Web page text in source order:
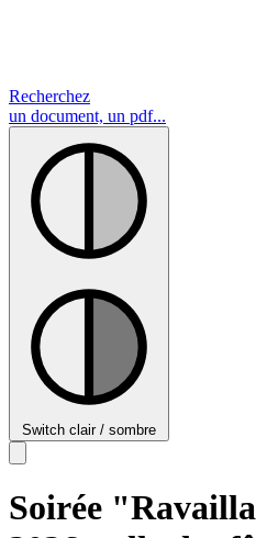
Recherchez
un document, un pdf...
Switch clair / sombre
Soirée